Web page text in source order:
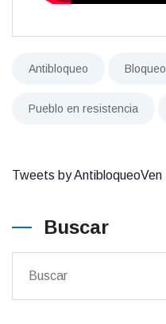
Antibloqueo Bloqueo
Pueblo en resistencia
Tweets by AntibloqueoVen
Buscar